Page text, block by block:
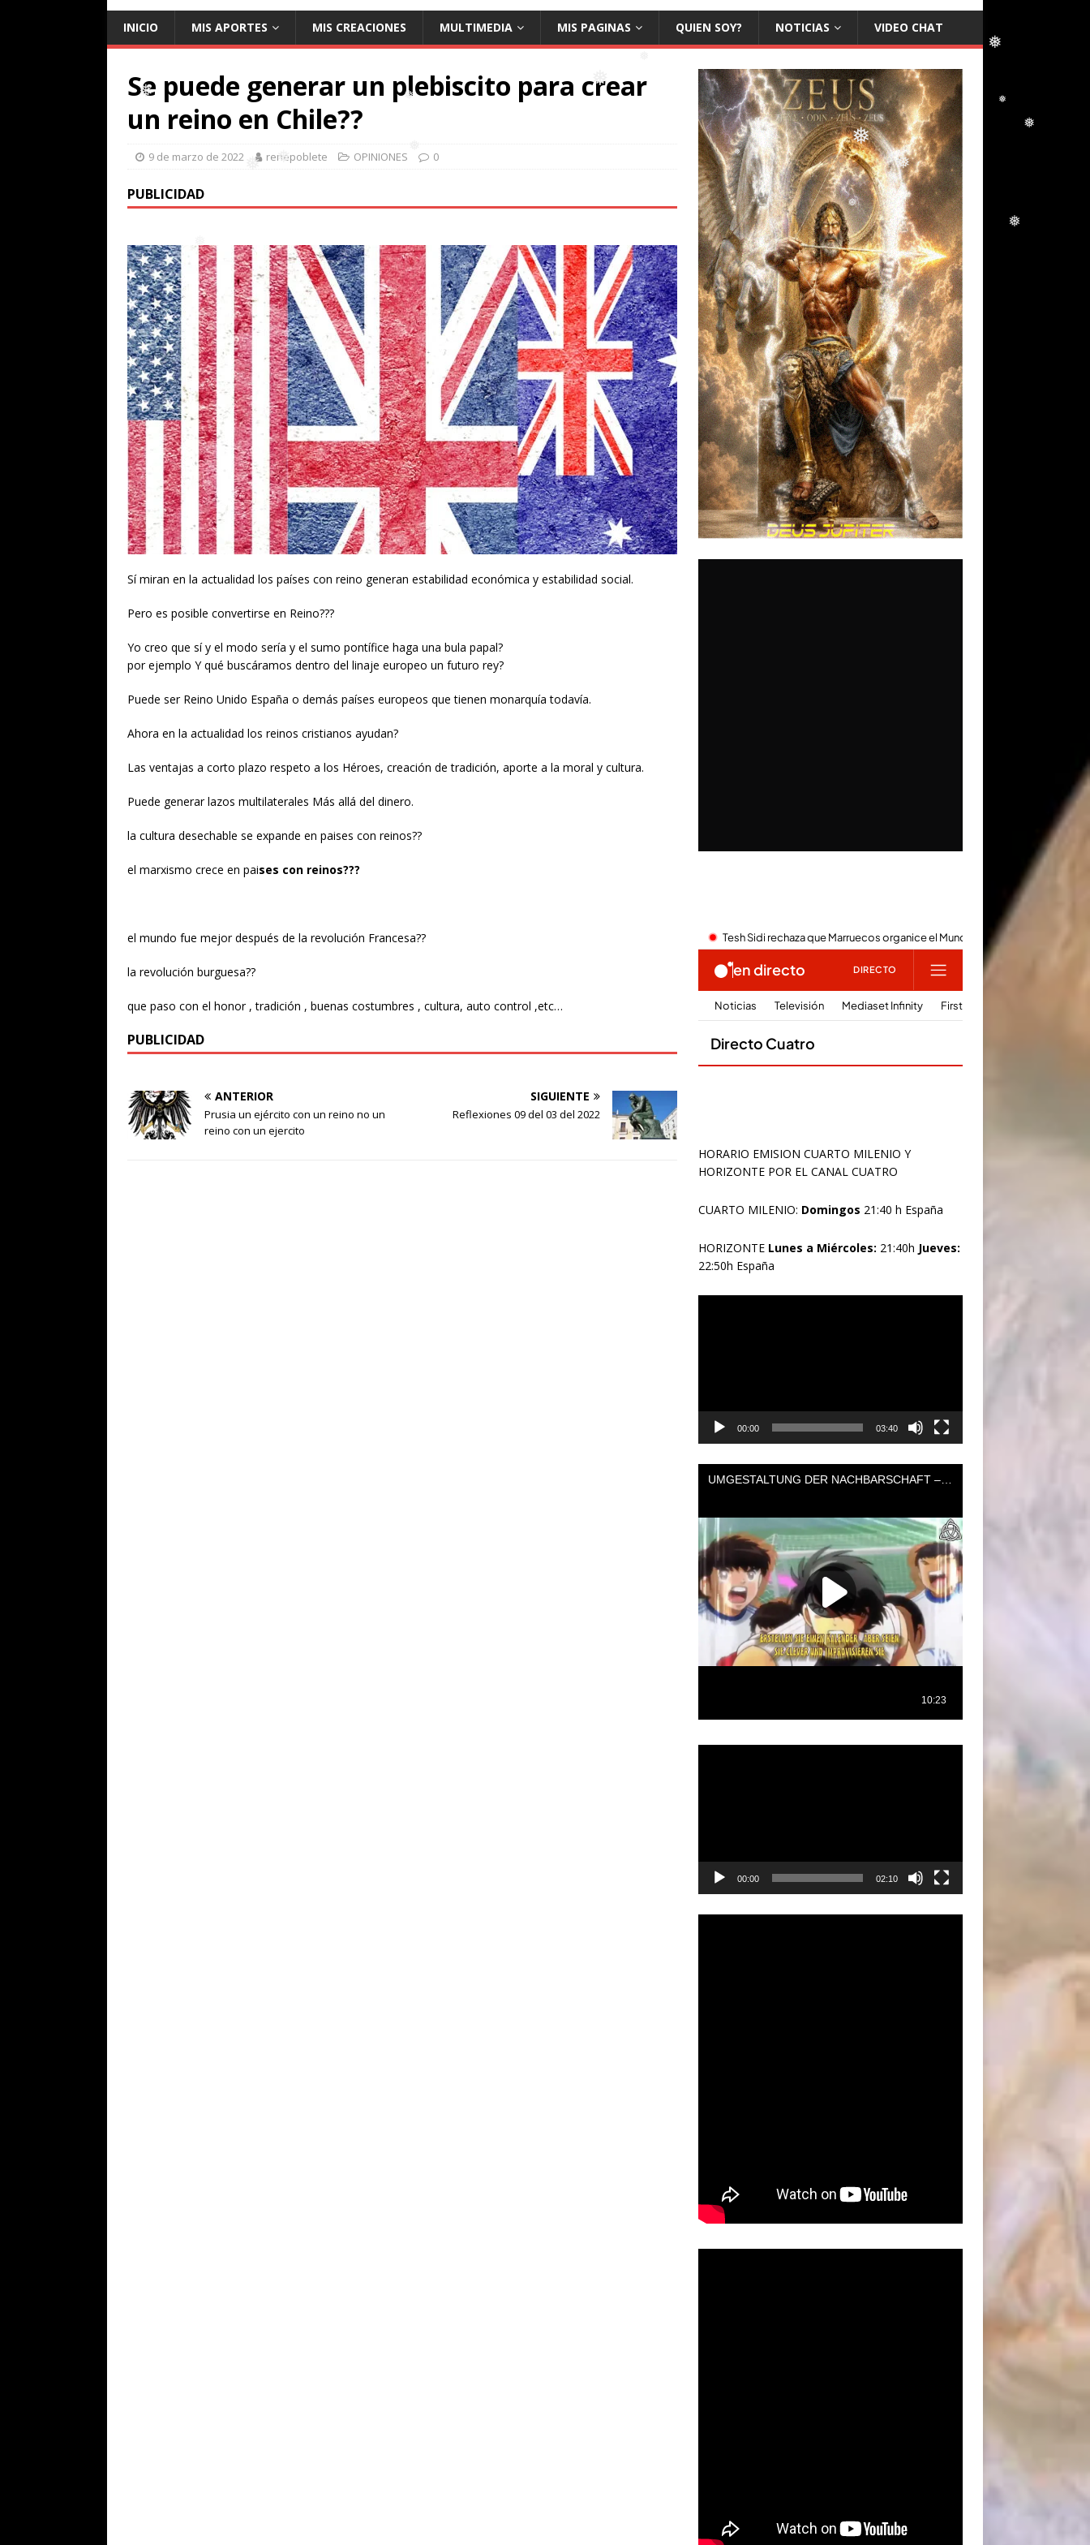
❅
❅ ❅
❅
❅
❅
❅
❅
INICIO MIS APORTES MIS CREACIONES MULTIMEDIA MIS PAGINAS QUIEN SOY? NOTICIAS VIDEO CHAT
Se puede generar un plebiscito para crear
un reino en Chile??
9 de marzo de 2022 renepoblete OPINIONES 0
PUBLICIDAD
Sí miran en la actualidad los países con reino generan estabilidad económica y estabilidad social.
Pero es posible convertirse en Reino???
Yo creo que sí y el modo sería y el sumo pontífice haga una bula papal?
por ejemplo Y qué buscáramos dentro del linaje europeo un futuro rey?
Puede ser Reino Unido España o demás países europeos que tienen monarquía todavía.
Ahora en la actualidad los reinos cristianos ayudan?
Las ventajas a corto plazo respeto a los Héroes, creación de tradición, aporte a la moral y cultura.
Puede generar lazos multilaterales Más allá del dinero.
la cultura desechable se expande en paises con reinos??
el marxismo crece en paises con reinos???
el mundo fue mejor después de la revolución Francesa??
la revolución burguesa??
que paso con el honor , tradición , buenas costumbres , cultura, auto control ,etc…
PUBLICIDAD
ANTERIOR
Prusia un ejército con un reino no un
reino con un ejercito
SIGUIENTE
Reflexiones 09 del 03 del 2022
HORARIO EMISION CUARTO MILENIO Y
HORIZONTE POR EL CANAL CUATRO
CUARTO MILENIO: Domingos 21:40 h España
HORIZONTE Lunes a Miércoles: 21:40h Jueves:
22:50h España
00:00 03:40
00:00 02:10